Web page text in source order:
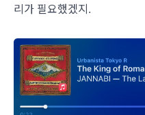
리가 필요했겠지.